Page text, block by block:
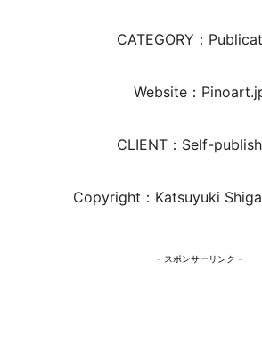
CATEGORY：
Website：
CLIENT：Self-
Copyright：Katsuyuki
- スポンサーリンク -